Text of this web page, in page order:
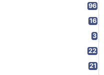
96
16
3
22
21